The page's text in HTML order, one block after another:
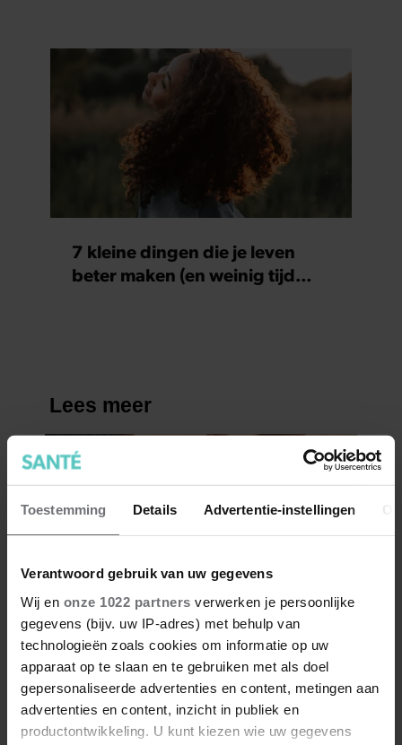
Toestemming Details Advertentie-instellingen
Verantwoord gebruik van uw gegevens
Wij en onze 1022 partners verwerken je persoonlijke
gegevens (bijv. uw IP-adres) met behulp van
technologieën zoals cookies om informatie op uw
apparaat op te slaan en te gebruiken met als doel
gepersonaliseerde advertenties en content, metingen aan
advertenties en content, inzicht in publiek en
productontwikkeling. U kunt kiezen wie uw gegevens
7 kleine dingen die je leven
beter maken (en weinig tijd